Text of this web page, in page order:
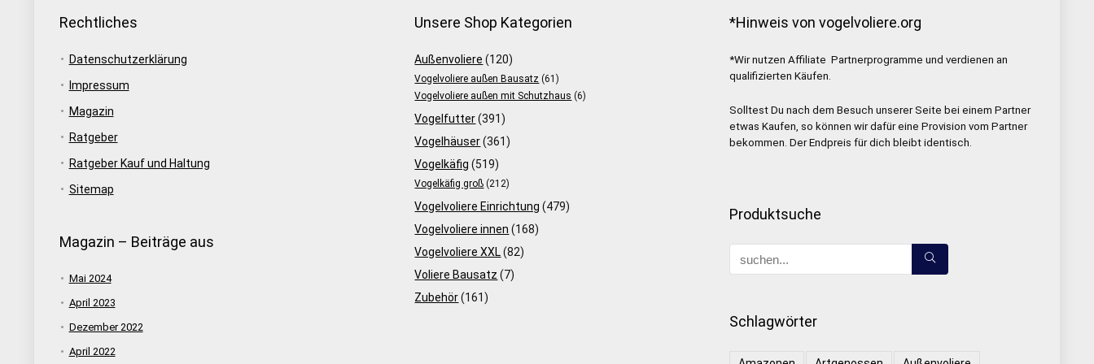
Rechtliches
Datenschutzerklärung
Impressum
Magazin
Ratgeber
Ratgeber Kauf und Haltung
Sitemap
Magazin – Beiträge aus
Mai 2024
April 2023
Dezember 2022
April 2022
Unsere Shop Kategorien
Außenvoliere (120)
Vogelvoliere außen Bausatz (61)
Vogelvoliere außen mit Schutzhaus (6)
Vogelfutter (391)
Vogelhäuser (361)
Vogelkäfig (519)
Vogelkäfig groß (212)
Vogelvoliere Einrichtung (479)
Vogelvoliere innen (168)
Vogelvoliere XXL (82)
Voliere Bausatz (7)
Zubehör (161)
*Hinweis von vogelvoliere.org
*Wir nutzen Affiliate Partnerprogramme und verdienen an
qualifizierten Käufen.
Solltest Du nach dem Besuch unserer Seite bei einem Partner
etwas Kaufen, so können wir dafür eine Provision vom Partner
bekommen. Der Endpreis für dich bleibt identisch.
Produktsuche
Schlagwörter